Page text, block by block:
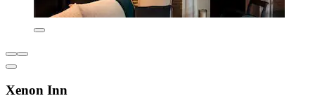
Xenon Inn